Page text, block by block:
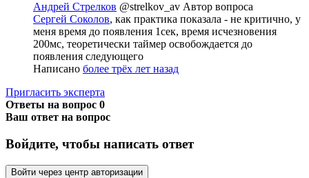
Андрей Стрелков @strelkov_av Автор вопроса
Сергей Соколов, как практика показала - не критично, у
меня время до появления 1сек, время исчезновения
200мс, теоретически таймер освобождается до
появления следующего
Написано более трёх лет назад
Пригласить эксперта
Ответы на вопрос 0
Ваш ответ на вопрос
Войдите, чтобы написать ответ
Войти через центр авторизации